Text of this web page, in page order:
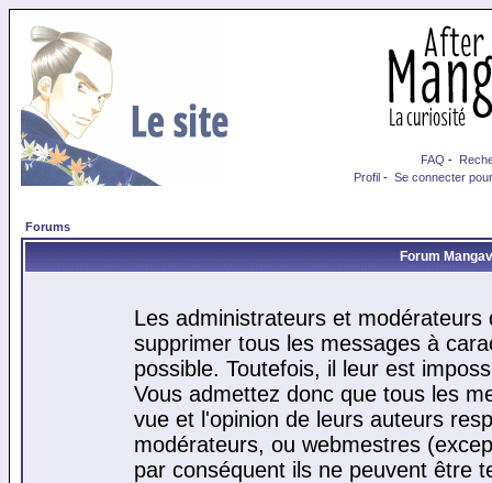
FAQ -
Profil - Se connecter
Forums
Forum
Les administrateurs et
supprimer tous les messages à
possible. Toutefois, il leur est
Vous admettez donc que tous les
vue et l'opinion de leurs auteurs
modérateurs, ou webmestres
par conséquent ils ne peuvent être